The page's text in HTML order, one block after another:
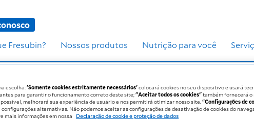
Fresubin? Nossos produtos Nutrição para você
escolha:'Somente cookies estritamente necessários'colocará cookies no seu dispositivo e usará
para garantir o funcionamento correto deste site;"Aceitar todos os cookies"também fornecerá o
melhorará sua experiência de usuário e nos permitirá otimizar nosso site."Configurações de
alternativas. Não podemos aceitar as configurações de desativação de cookies do
mais informações em nossa
Declaração de cookie e proteção de dados